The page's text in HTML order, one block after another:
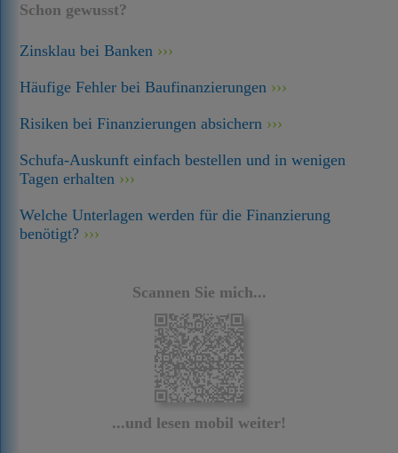
Schon gewusst?
Zinsklau bei Banken
Häufige Fehler bei Baufinanzierungen
Risiken bei Finanzierungen absichern
Schufa-Auskunft einfach bestellen und in wenigen
Tagen erhalten
Welche Unterlagen werden für die Finanzierung
benötigt?
Scannen Sie mich...
...und lesen mobil weiter!